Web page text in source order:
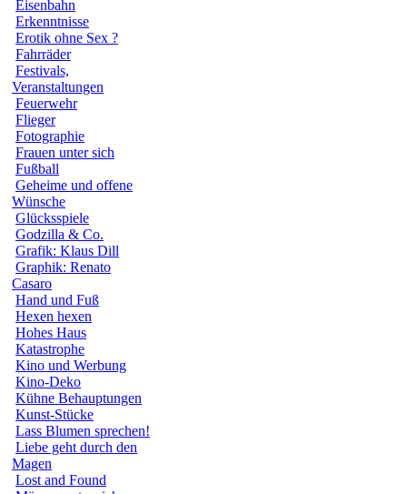
Eisenbahn
Erkenntnisse
Erotik ohne Sex ?
Fahrräder
Festivals,
Veranstaltungen
Feuerwehr
Flieger
Fotographie
Frauen unter sich
Fußball
Geheime und offene
Wünsche
Glücksspiele
Godzilla & Co.
Grafik: Klaus Dill
Graphik: Renato
Casaro
Hand und Fuß
Hexen hexen
Hohes Haus
Katastrophe
Kino und Werbung
Kino-Deko
Kühne Behauptungen
Kunst-Stücke
Lass Blumen sprechen!
Liebe geht durch den
Magen
Lost and Found